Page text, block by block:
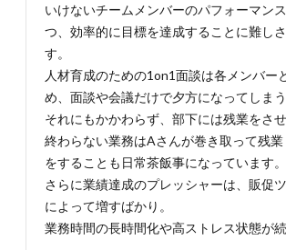
いけないチームメンバーのパフォーマン
つ、効率的に目標を達成することに難し
す。
人材育成のための1on1面談は各メンバー
め、面談や会議だけで夕方になってしまう
それにもかかわらず、部下には残業をさ
終わらない業務はAさんが巻き取って残
をすることも日常茶飯事になっています。
さらに業績達成のプレッシャーは、販促
によって増すばかり。
業務時間の長時間化や高ストレス状態が続